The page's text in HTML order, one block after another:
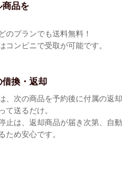
商品を
のプランでも送料無料！
コンビニで受取が可能です。
借換・返却
、次の商品を予約後に付属の返却
て送るだけ。
止は、返却商品が届き次第、自動
ため安心です。